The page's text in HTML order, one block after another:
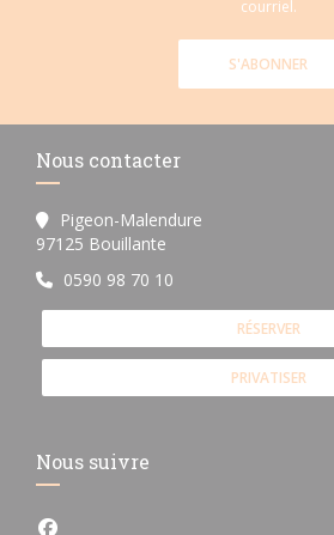
courriel.
S'ABONNER
Nous contacter
Pigeon-Malendure
97125 Bouillante
0590 98 70 10
RÉSERVER
PRIVATISER
Nous suivre